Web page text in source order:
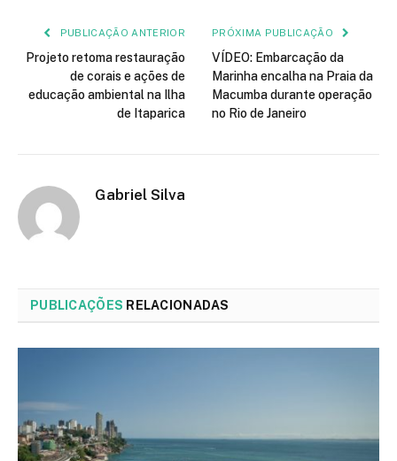
PUBLICAÇÃO ANTERIOR
Projeto retoma restauração
de corais e ações de
educação ambiental na Ilha
de Itaparica
PRÓXIMA PUBLICAÇÃO
VÍDEO: Embarcação da
Marinha encalha na Praia da
Macumba durante operação
no Rio de Janeiro
Gabriel Silva
PUBLICAÇÕES RELACIONADAS